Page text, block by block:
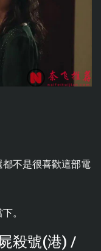
不是很喜歡這部電
。
殺號(港) /